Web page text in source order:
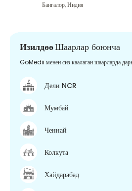
Бангалор,Индия
ИзилдөөШаарлар боюнча
GoMedii менен сиз каалаган шаарларда
Дели NCR
Мумбай
Ченнай
Колкута
Хайдарабад